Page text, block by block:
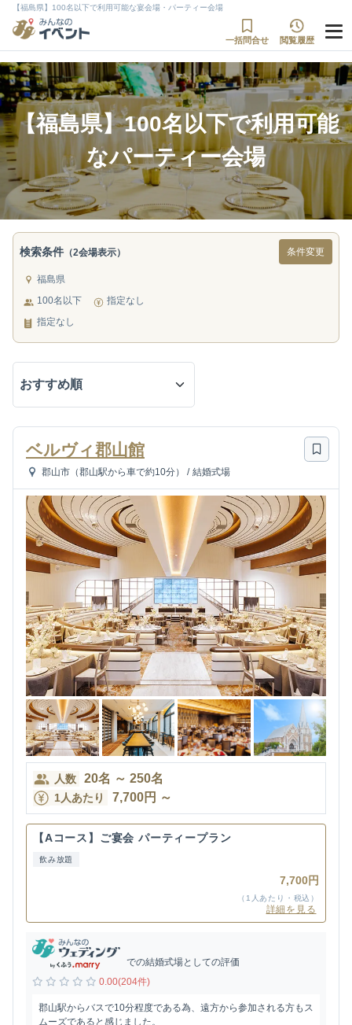
【福島県】100名以下で利用可能な宴会場・パーティー会場
一括問合せ 閲覧履歴
【福島県】100名以下で利用可能
なパーティー会場
検索条件 （2会場表示） 条件変更
福島県
100名以下
指定なし
指定なし
ベルヴィ郡山館
郡山市（郡山駅から車で約10分） / 結婚式場
人数 20名 ～ 250名
1人あたり 7,700円 ～
【Aコース】ご宴会 パーティープラン
飲み放題
7,700円
（1人あたり・税込）
詳細を見る
での結婚式場としての評価
0.00(204件)
郡山駅からバスで10分程度である為、遠方から参加される方もス
ムーズであると感じました。